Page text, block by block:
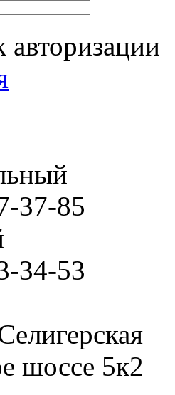
авторизации
37-85
34-53
шоссе 5к2